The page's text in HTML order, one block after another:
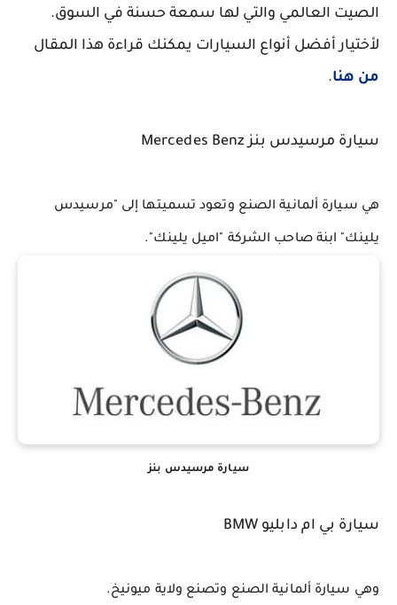
الصيت العالمي والتي لها سمعة حسنة في السوق.
لأختيار أفضل أنواع السيارات يمكنك قراءة هذا المقال
من هنا.
سيارة مرسيدس بنز Mercedes Benz
يلينك" ابنة صاحب الشركة "اميل يلينك".
سيارة مرسيدس بنز
سيارة بي ام دابليو BMW
وهي سيارة ألمانية الصنع وتصنع ولاية ميونيخ.